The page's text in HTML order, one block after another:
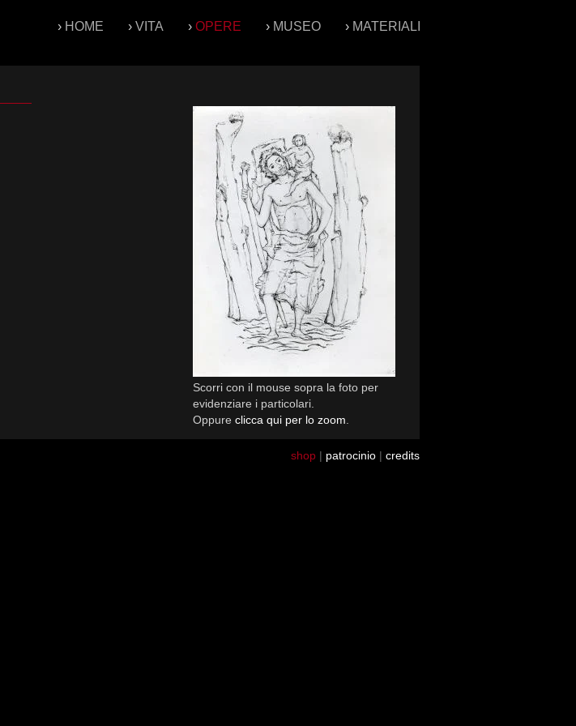
› HOME › VITA › OPERE › MUSEO › MATERIALI
Scorri con il mouse sopra la foto per
evidenziare i particolari.
Oppure clicca qui per lo zoom
shop | patrocinio | credits